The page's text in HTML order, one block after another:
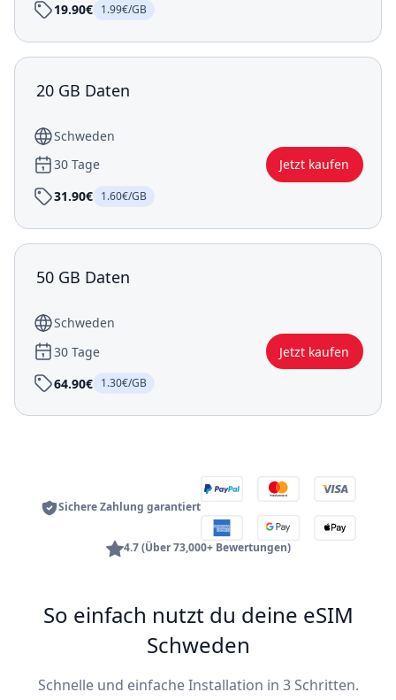
19.90€ 1.99€/GB
20 GB Daten
Schweden
30 Tage
Jetzt kaufen
31.90€ 1.60€/GB
50 GB Daten
Schweden
30 Tage
Jetzt kaufen
64.90€ 1.30€/GB
Sichere Zahlung garantiert
4.7 (Über 73,000+ Bewertungen)
So einfach nutzt du deine eSIM
Schweden
Schnelle und einfache Installation in 3 Schritten.